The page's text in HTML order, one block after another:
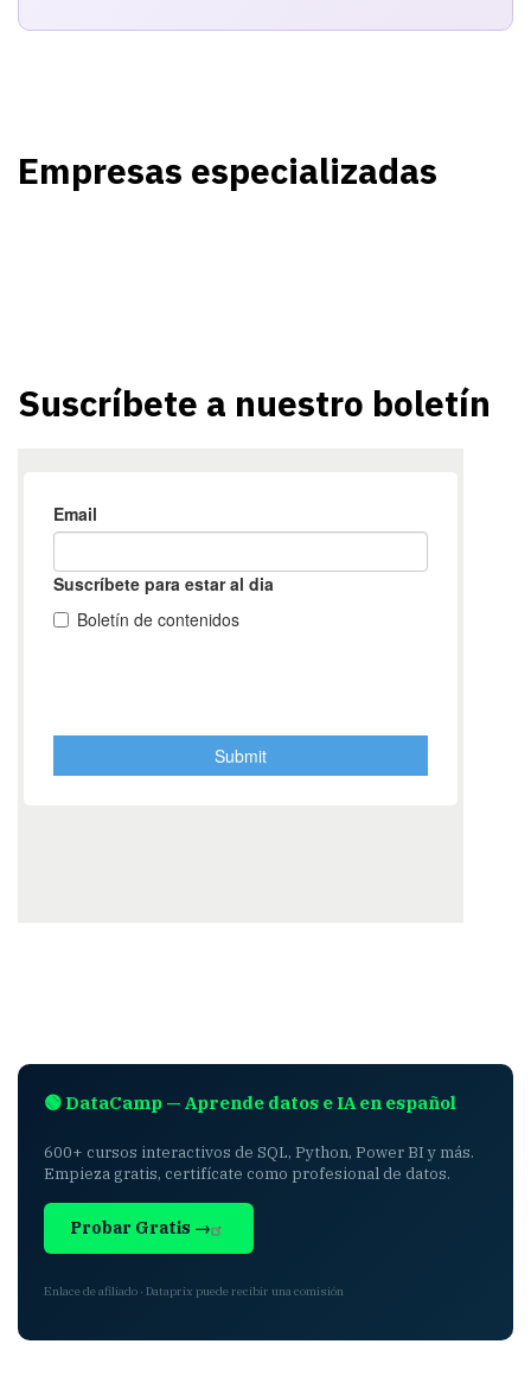
Empresas especializadas
Suscríbete a nuestro boletín
🟢 DataCamp — Aprende datos e IA en español
600+ cursos interactivos de SQL, Python, Power BI y más.
Empieza gratis, certifícate como profesional de datos.
Probar Gratis →
Enlace de afiliado · Dataprix puede recibir una comisión